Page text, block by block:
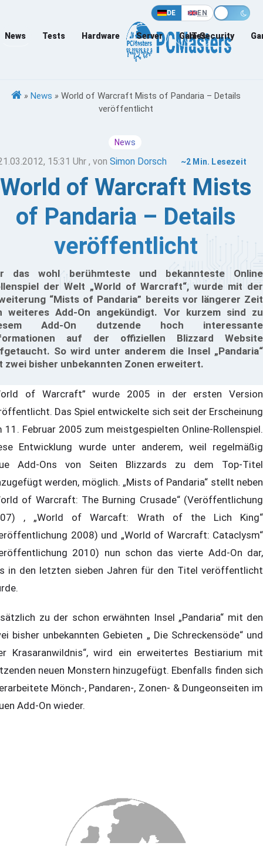
DE EN
News Tests Hardware Server Games
IT-Security
» News » World of Warcraft Mists of Pandaria – Details
veröffentlicht
News
15:31 Uhr , von Simon Dorsch ~2 Min. Lesezeit
World of Warcraft Mists
of Pandaria – Details
veröffentlicht
das wohl berühmteste und bekannteste Online
der Welt „World of Warcraft“, wurde mit der
“Mists of Pandaria” bereits vor längerer Zeit
weiteres Add-On angekündigt. Vor kurzem sind zu
Add-On dutzende hoch interessante
auf der offiziellen Blizzard Website
So wird unter anderem die Insel „Pandaria“
zwei bisher unbekannten Zonen erweitert.
of Warcraft” wurde 2005 in der ersten Version
Das Spiel entwickelte sich seit der Erscheinung
11. Februar 2005 zum meistgespielten Online-Rollenspiel.
Entwicklung wurde unter anderem, weil regelmäßig
Add-Ons von Seiten Blizzards zu dem Top-Titel
werden, möglich. „Mists of Pandaria“ stellt neben
of Warcraft: The Burning Crusade“ (Veröffentlichung
, „World of Warcaft: Wrath of the Lich King“
2008) und „World of Warcraft: Cataclysm“
2010) nun schon das vierte Add-On dar,
in den letzten sieben Jahren für den Titel veröffentlicht
zu der schon erwähnten Insel „Pandaria“ mit den
bisher unbekannten Gebieten „ Die Schreckensöde“ und
Krasaranwildnis“, wird ein erweitertes Bestiarium mit
neuen Monstern hinzugefügt. Ebenfalls finden sich
Mönch-, Pandaren-, Zonen- & Dungeonseiten im
Add-On wieder.